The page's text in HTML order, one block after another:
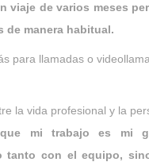
viaje de varios meses
de manera habitual.
para llamadas o
la vida profesional y la
mi trabajo es mi
tanto con el equipo,